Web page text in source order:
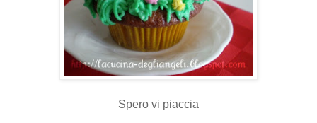
Spero vi piaccia